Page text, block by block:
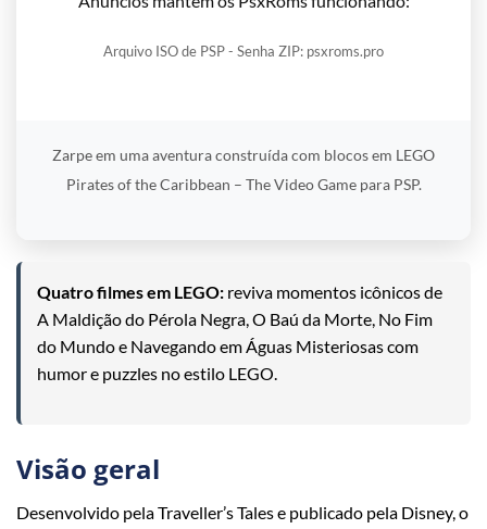
Arquivo ISO de PSP - Senha ZIP: psxroms.pro
Zarpe em uma aventura construída com blocos em LEGO
Pirates of the Caribbean – The Video Game para PSP.
Quatro filmes em LEGO: reviva momentos icônicos de
A Maldição do Pérola Negra, O Baú da Morte, No Fim
do Mundo e Navegando em Águas Misteriosas com
humor e puzzles no estilo LEGO.
Visão geral
Desenvolvido pela Traveller’s Tales e publicado pela Disney, o